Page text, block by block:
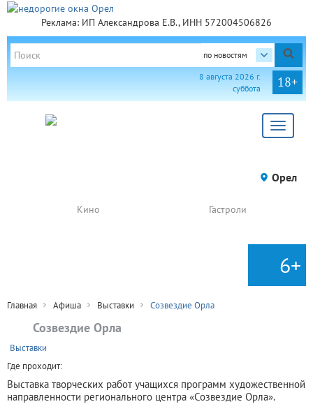
Реклама: ИП Александрова Е.В., ИНН 572004506826
по новостям
18+
8 августа 2026 г.
суббота
Toggle
Орел
Кино Гастроли
6+
Главная Афиша Выставки Созвездие Орла
Созвездие Орла
Выставки
Где проходит:
Выставка творческих работ учащихся программ художественной
направленности регионального центра «Созвездие Орла».